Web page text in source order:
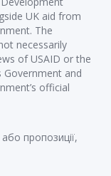
UK aid from
The
necessarily
of USAID or the
Government and
official
пропозиції,